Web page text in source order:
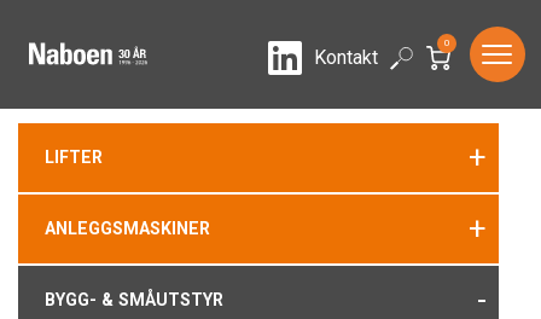
LinkedIn
Kontakt Search
0
LIFTER +
ANLEGGSMASKINER +
BYGG- & SMÅUTSTYR -